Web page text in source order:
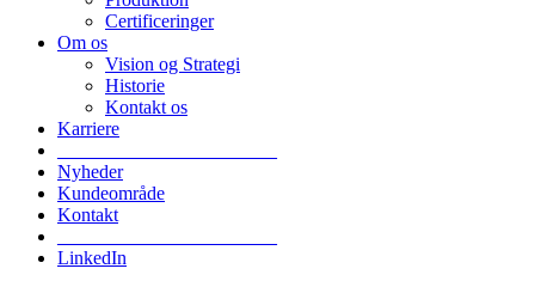
Certificeringer
Om os
Vision og Strategi
Historie
Kontakt os
Karriere
Nyheder
Kundeområde
Kontakt
LinkedIn